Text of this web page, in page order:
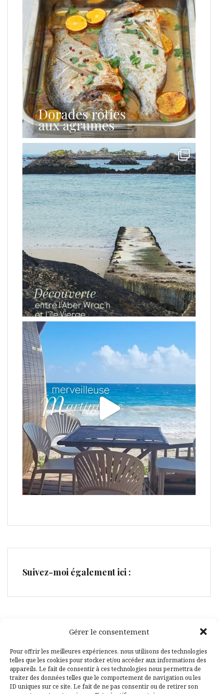
Gérer le consentement
Pour offrir les meilleures expériences, nous utilisons des technologies
telles que les cookies pour stocker et/ou accéder aux informations des
appareils. Le fait de consentir à ces technologies nous permettra de
traiter des données telles que le comportement de navigation ou les
ID uniques sur ce site. Le fait de ne pas consentir ou de retirer son
Suivez-moi également ici :
Facebook
Pinterest